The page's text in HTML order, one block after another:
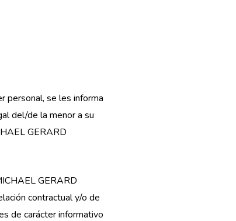
personal, se les informa
del/de la menor a su
GERARD
GERARD
contractual y/o de
de carácter informativo